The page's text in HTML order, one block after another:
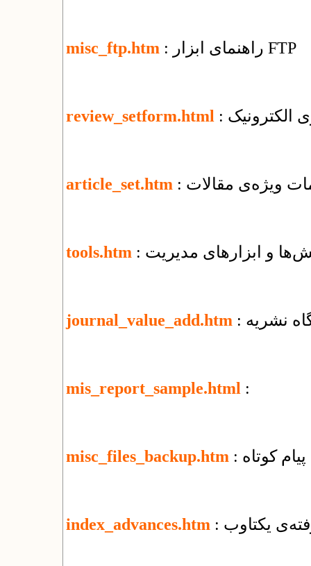
misc_ftp.htm : راهنمای ابزار FTP
review_setform.html الکترونیک
article_set.htm ویژه‌ی مقالات
tools.htm و ابزارهای مدیریت
journal_value_add.htm نشریه
mis_report_sample.html :
misc_files_backup.htm کوتاه
index_advances.htm یکتاوب